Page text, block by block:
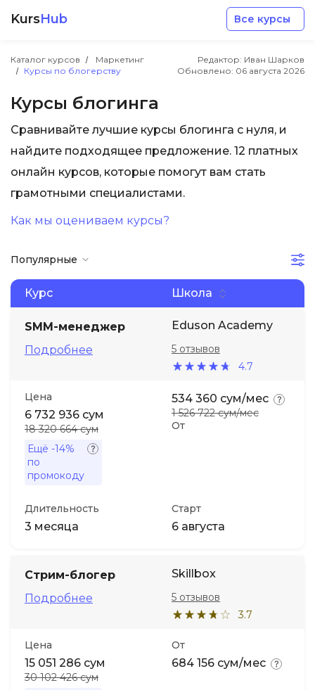
KursHub Все курсы
Каталог курсов
Маркетинг
Курсы по блогерству
Редактор: Иван Шарков
Обновлено: 06 августа 2026
Курсы блогинга
Сравнивайте лучшие курсы блогинга с нуля, и
найдите подходящее предложение. 12 платных
онлайн курсов, которые помогут вам стать
грамотными специалистами.
Как мы оцениваем курсы?
Популярные
Курс Школа
SMM-менеджер
Подробнее
Eduson Academy
4.7
5 отзывов
Цена
6 732 936 сум
18 320 664 сум
Ещё -14%
по
промокоду
От
534 360 сум/мес
1 526 722 сум/мес
Длительность
3 месяца
Старт
6 августа
Стрим-блогер
Подробнее
Skillbox
3.7
5 отзывов
Цена
15 051 286 сум
30 102 426 сум
От
684 156 сум/мес
Разработка
Маркетинг
Дизайн
Аналитика
Менеджмент
Иностранные языки
ДПО
Детям
Акции и промокоды